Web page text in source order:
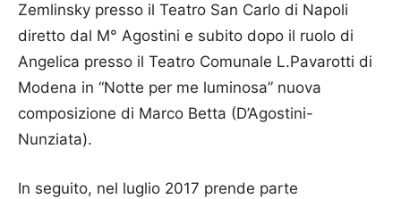
Zemlinsky presso il Teatro San Carlo di Napoli
diretto dal M° Agostini e subito dopo il ruolo di
Angelica presso il Teatro Comunale L.Pavarotti di
Modena in “Notte per me luminosa” nuova
composizione di Marco Betta (D’Agostini-
Nunziata).
In seguito, nel luglio 2017 prende parte